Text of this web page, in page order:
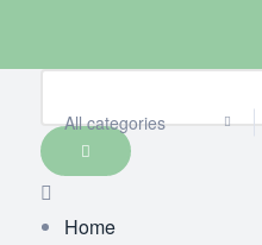
All categories
Home